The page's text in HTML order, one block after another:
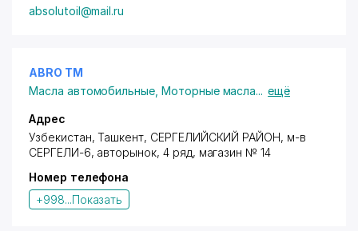
absolutoil@mail.ru
ABRO ТМ
Масла автомобильные Моторные масла... ещё
Адрес
Узбекистан,Ташкент, СЕРГЕЛИЙСКИЙ РАЙОН, м-в
СЕРГЕЛИ-6, авторынок, 4 ряд, магазин № 14
Номер телефона
+998...Показать